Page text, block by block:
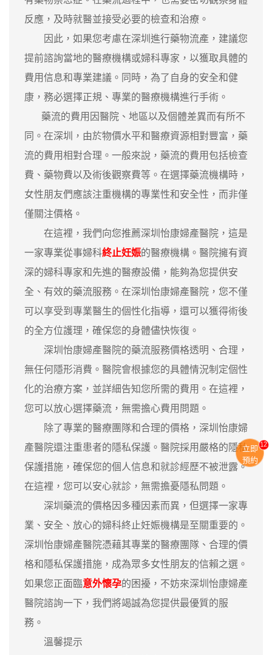
反應，及時就醫並接受必要的檢查和治療。
因此，如果您考慮在深圳進行藥物流產，建議您
提前諮詢當地的醫療機構或婦科專家，以獲取具體的
費用信息和專業建議。同時，為了自身的安全和健
康，務必選擇正規、專業的醫療機構進行手術。
藥流的費用因醫院、地區以及個體差異而有所不
同。在深圳，由於物價水平和醫療資源相對豐富，藥
流的費用相對合理。一般來說，藥流的費用包括檢查
費、藥物費以及術後觀察費等。在選擇藥流機構時，
女性朋友們應該注重機構的專業性和安全性，而非僅
僅關注價格。
在這裡，我們向您推薦深圳怡康婦產醫院，這是
一家專業從事婦科終止妊娠的醫療機構。醫院擁有資
深的婦科專家和先進的醫療設備，能夠為您提供安
全、有效的藥流服務。在深圳怡康婦產醫院，您不僅
可以享受到專業醫生的個性化指導，還可以獲得術後
的全方位護理，確保您的身體儘快恢復。
深圳怡康婦產醫院的藥流服務價格透明、合理，
無任何隱形消費。醫院會根據您的具體情況制定個性
化的治療方案，並詳細告知您所需的費用。在這裡，
您可以放心選擇藥流，無需擔心費用問題。
除了專業的醫療團隊和合理的價格，深圳怡康婦
產醫院還注重患者的隱私保護。醫院採用嚴格的隱私
保護措施，確保您的個人信息和就診經歷不被泄露。
在這裡，您可以安心就診，無需擔憂隱私問題。
深圳藥流的價格因多種因素而異，但選擇一家專
業、安全、放心的婦科終止妊娠機構是至關重要的。
深圳怡康婦產醫院憑藉其專業的醫療團隊、合理的價
格和隱私保護措施，成為眾多女性朋友的信賴之選。
如果您正面臨意外懷孕的困擾，不妨來深圳怡康婦產
醫院諮詢一下，我們將竭誠為您提供最優質的服
務。
溫馨提示
立即
預約
13